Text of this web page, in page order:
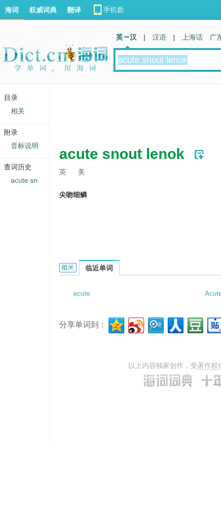
acute snout lenok
英 美
尖吻细鳞
acute snout lenok的相关资料：
临近单词
acute
分享单词到：
以上内容独家创作，受著作权
海词 权威词典 翻译
英 汉 | 汉语 | 上海话 广
目录
相关
附录
音标说明
查词历史
acute sn